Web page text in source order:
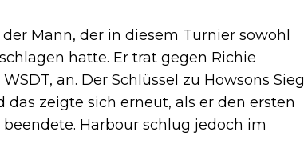
Mann, der in diesem Turnier sowohl
hatte. Er trat gegen Richie
an. Der Schlüssel zu Howsons Sieg
zeigte sich erneut, als er den ersten
Harbour schlug jedoch im